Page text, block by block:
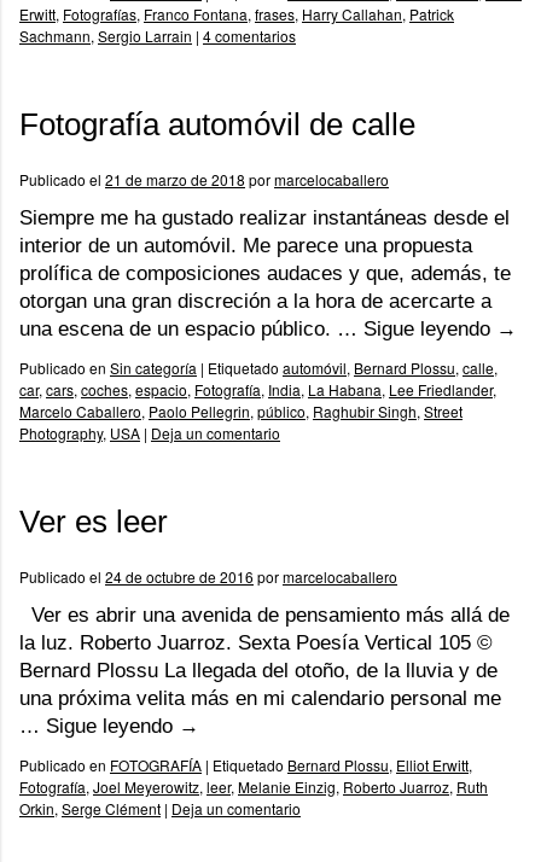
Erwitt, Fotografías, Franco Fontana, frases, Harry Callahan, Patrick
Sachmann, Sergio Larrain | 4 comentarios
Fotografía automóvil de calle
Publicado el 21 de marzo de 2018 pormarcelocaballero
Siempre me ha gustado realizar instantáneas desde el
interior de un automóvil. Me parece una propuesta
prolífica de composiciones audaces y que, además, te
otorgan una gran discreción a la hora de acercarte a
una escena de un espacio público. … Sigue leyendo →
Publicado en Sin categoría | Etiquetado automóvil, Bernard Plossu, calle,
car, cars, coches, espacio, Fotografía, India, La Habana, Lee Friedlander,
Marcelo Caballero, Paolo Pellegrin, público, Raghubir Singh, Street
Photography, USA | Deja un comentario
Ver es leer
Publicado el 24 de octubre de 2016 pormarcelocaballero
Ver es abrir una avenida de pensamiento más allá de
la luz. Roberto Juarroz. Sexta Poesía Vertical 105 ©
Bernard Plossu La llegada del otoño, de la lluvia y de
una próxima velita más en mi calendario personal me
… Sigue leyendo →
Publicado en FOTOGRAFÍA | Etiquetado Bernard Plossu, Elliot Erwitt,
Fotografía, Joel Meyerowitz, leer, Melanie Einzig, Roberto Juarroz, Ruth
Orkin, Serge Clément | Deja un comentario